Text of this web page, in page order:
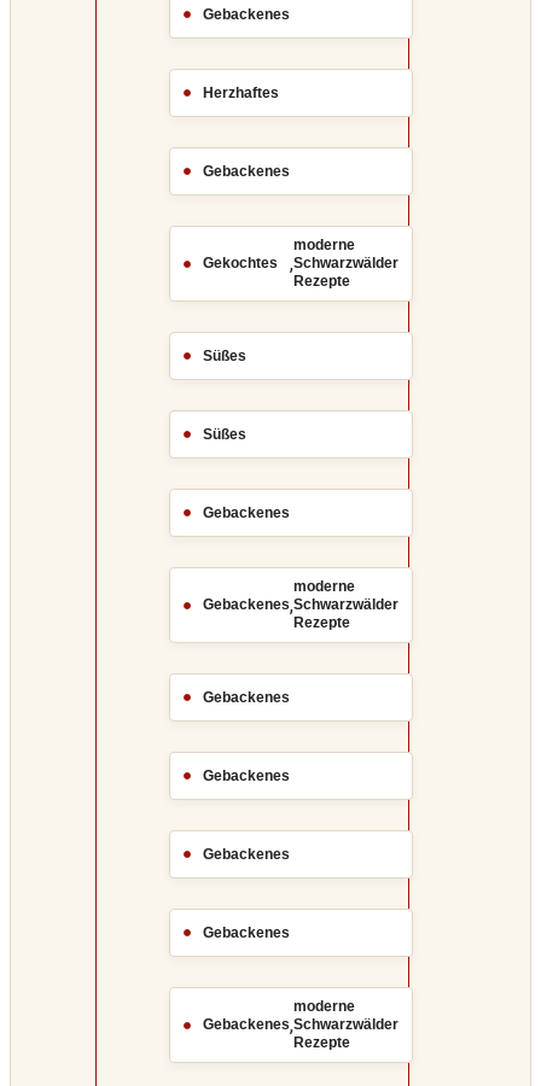
Gebackenes
Herzhaftes
Gebackenes
Gekochtes ,
moderne
Schwarzwälder
Rezepte
Süßes
Süßes
Gebackenes
Gebackenes,
moderne
Schwarzwälder
Rezepte
Gebackenes
Gebackenes
Gebackenes
Gebackenes
Gebackenes,
moderne
Schwarzwälder
Rezepte